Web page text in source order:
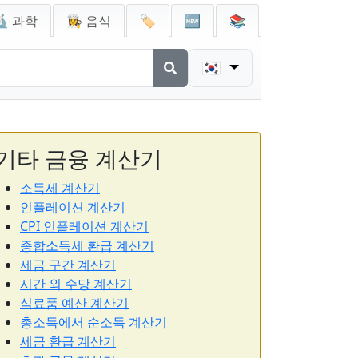
과학 👩‍🍳 음식 🏷️ 🆕 📚
🇰🇷
타 금융 계산기
소득세 계산기
인플레이션 계산기
CPI 인플레이션 계산기
종합소득세 환급 계산기
세금 구간 계산기
시간 외 수당 계산기
식료품 예산 계산기
총소득에서 순소득 계산기
세금 환급 계산기